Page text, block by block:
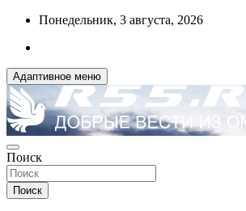
Перейти
содержимому
Понедельник, 3 августа, 2026
Адаптивное меню
R55.RU
ДОБРЫЕ ВЕСТИ ИЗ ОМСКА
Поиск
Поиск